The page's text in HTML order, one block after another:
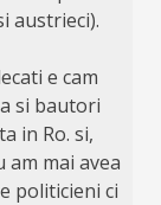
austrieci).
e cam
si bautori
in Ro. si,
am mai avea
politicieni ci